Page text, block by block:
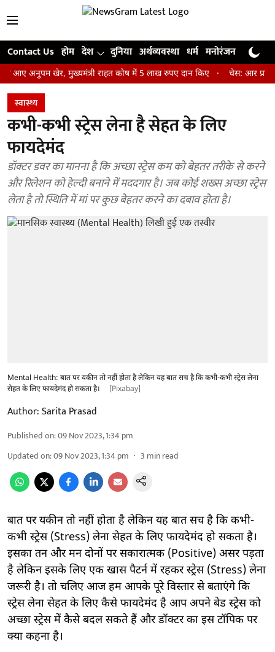
Contact Us होम देश दुनिया अर्थव्यवस्था धर्म मनोरंजन खेल
खेर, मुख्यमंत्री राहत कोष में 5 लाख रुपए दान किए चेस: आर प्रज्ञानानंद
स्वास्थ्य
कभी-कभी स्ट्रेस लेना है सेहत के लिए
फायदेमंद
डॉक्टर डवर का मानना है कि अच्छा स्ट्रेस कम को बेहतर तरीके से करने
और रिलेशन को हेल्दी बनाने में मददगार है। जब कोई शख्स अच्छा स्ट्रेस
लेता है तो स्थिति में मां पर कुछ बेहतर करने का दबाव होता है।
Mental Health: बात पर यकीन तो नहीं होता है लेकिन यह बात सच है कि कभी-कभी स्ट्रेस लेना
सेहत के लिए फायदेमंद हो सकता है।
[Pixabay]
Author:Sarita Prasad
Published on:09 Nov 2023, 1:34 pm
Updated on:09 Nov 2023, 1:34 pm 3 min read
बात पर यकीन तो नहीं होता है लेकिन यह बात सच है कि कभी-
कभी स्ट्रेस (Stress) लेना सेहत के लिए फायदेमंद हो सकता है।
इसका तन और मन दोनों पर सकारात्मक (Positive) असर पड़ता
है लेकिन इसके लिए एक खास पैटर्न में रहकर स्ट्रेस (Stress) लेना
जरूरी है। तो चलिए आज हम आपके पूरे विस्तार से बताएंगे कि
स्ट्रेस लेना सेहत के लिए कैसे फायदेमंद है आप अपने बेड स्ट्रेस को
अच्छा स्ट्रेस में कैसे बदल सकते हैं और डॉक्टर का इस टॉपिक पर
क्या कहना है।